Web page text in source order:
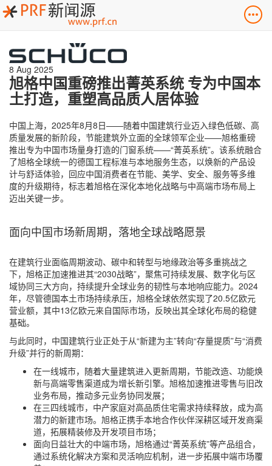
8 Aug 2025
旭格中国重磅推出菁英系统 专为中国本
土打造，重塑高品质人居体验
中国上海，2025年8月8日——随着中国建筑行业迈入绿色低碳、高
质量发展的新阶段，节能建筑外立面的全球领军企业——旭格重磅
推出专为中国市场量身打造的门窗系统——“菁英系统”。该系统融合
了旭格全球统一的德国工程标准与本地服务生态，以焕新的产品设
计与舒适体验，回应中国消费者在节能、美学、安全、服务等多维
度的升级期待，标志着旭格在深化本地化战略与中高端市场布局上
迈出关键一步。
面向中国市场新周期，落地全球战略愿景
在建筑行业面临周期波动、碳中和转型与地缘政治等多重挑战之
下，旭格正加速推进其“2030战略”，聚焦可持续发展、数字化与区
域协同三大方向，持续提升全球业务的韧性与本地响应能力。2024
年，尽管德国本土市场持续承压，旭格全球依然实现了20.5亿欧元
营业额，其中13亿欧元来自国际市场，反映出其全球化布局的稳健
基础。
与此同时，中国建筑行业正处于从“新建为主”转向“存量提质”与“消费
升级”并行的新周期：
在一线城市，随着大量建筑进入更新周期，节能改造、功能焕
新与高端零售渠道成为增长新引擎。旭格加速推进零售与旧改
业务布局，推动多元业务协同发展；
在三四线城市，中产家庭对高品质住宅需求持续释放，成为高
潜力的新建市场。旭格正携手本地合作伙伴深耕区域开发商渠
道，拓展精装修及开发项目市场；
面向日益壮大的中端市场，旭格通过“菁英系统”等产品组合，
通过系统化解决方案和灵活响应机制，进一步拓展中端市场覆